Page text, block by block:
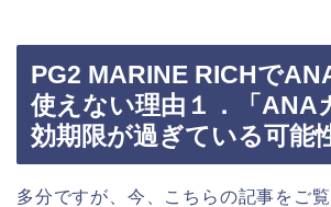
PG2 MARINE RICHで
使えない理由１．「ANA
効期限が過ぎている可能
多分ですが、今、こちらの記事をご